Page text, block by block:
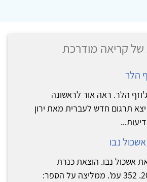
של קריאה מודרכת
מאת ג'וזף הלר. ראה אור לראשונה
ב-1961. ב-2008 יצא תרגום חדש לעברית מאת ירון
נבו
אשכול נבו. הוצאת כנרת
זמורה-דביר, 2018. 352 עמ'. ממליצה על הספר: